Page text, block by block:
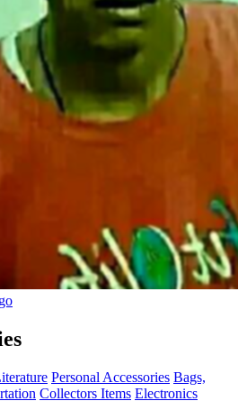
Personal Accessories Bags,
Collectors Items Electronics